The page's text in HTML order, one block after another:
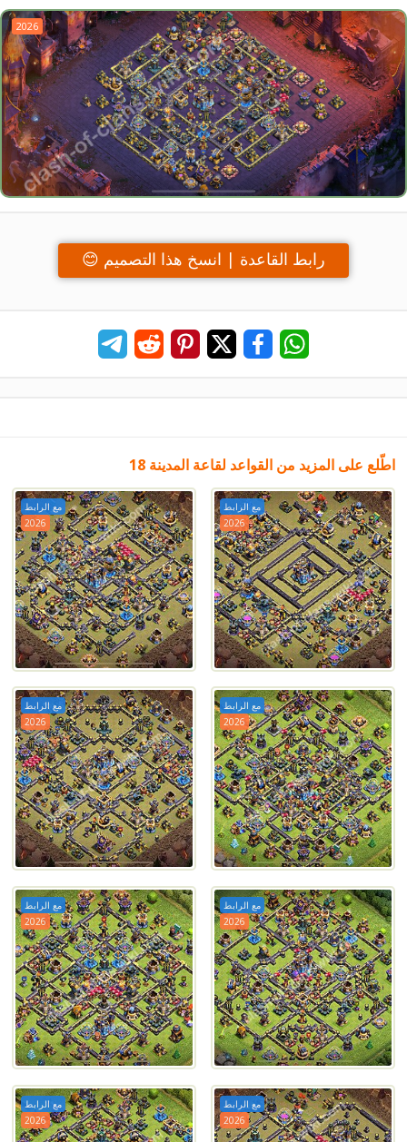
2026
رابط القاعدة | انسخ هذا التصميم 😊
اطّلع على المزيد من القواعد لقاعة المدينة 18
مع الرابط
2026
مع الرابط
2026
مع الرابط
2026
مع الرابط
2026
مع الرابط
2026
مع الرابط
2026
مع الرابط
2026
مع الرابط
2026